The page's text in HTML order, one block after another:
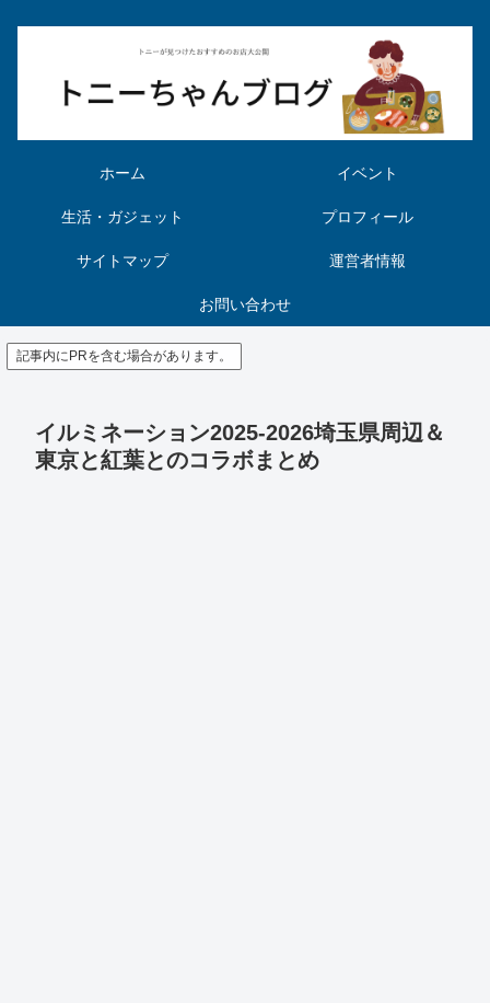
ホーム イベント
生活・ガジェット プロフィール
サイトマップ 運営者情報
お問い合わせ
記事内にPRを含む場合があります。
イルミネーション2025-2026埼玉県周辺＆
東京と紅葉とのコラボまとめ